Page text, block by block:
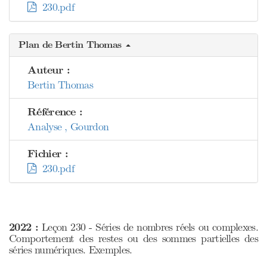
230.pdf
Plan de Bertin Thomas
Auteur :
Bertin Thomas
Référence :
Analyse , Gourdon
Fichier :
230.pdf
2022 : Leçon 230 - Séries de nombres réels ou complexes.
Comportement des restes ou des sommes partielles des
séries numériques. Exemples.